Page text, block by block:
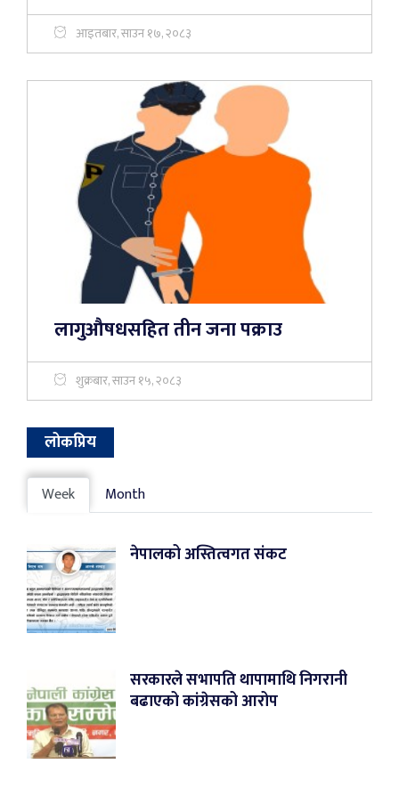
आइतबार, साउन १७, २०८३
लागुऔषधसहित तीन जना पक्राउ
शुक्रबार, साउन १५, २०८३
लोकप्रिय
Week Month
नेपालको अस्तित्वगत संकट
सरकारले सभापति थापामाथि निगरानी
बढाएको कांग्रेसको आरोप